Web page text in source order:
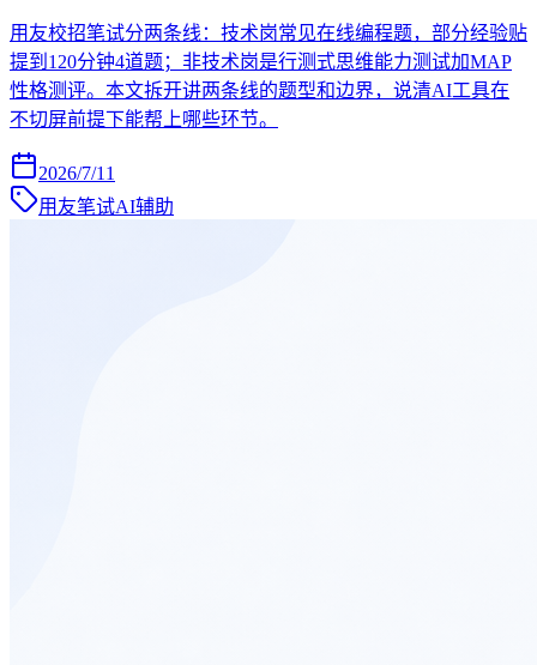
用友校招笔试分两条线：技术岗常见在线编程题，部分经验贴
提到120分钟4道题；非技术岗是行测式思维能力测试加MAP
性格测评。本文拆开讲两条线的题型和边界，说清AI工具在
不切屏前提下能帮上哪些环节。
2026/7/11
用友笔试AI辅助